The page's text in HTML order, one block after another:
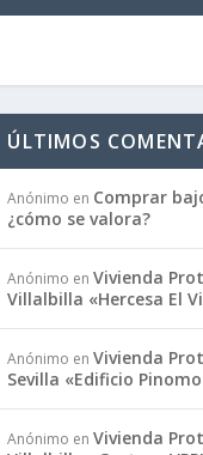
ÚLTIMOS
Anónimo en Comprar
¿cómo se valora?
Anónimo enVivienda
Villalbilla «Hercesa El
Anónimo enVivienda
Sevilla «Edificio
Anónimo enVivienda